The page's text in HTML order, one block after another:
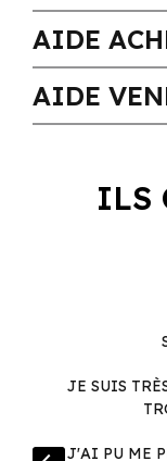
AIDE
AIDE
ILS
JE SUIS
J'AI PU ME